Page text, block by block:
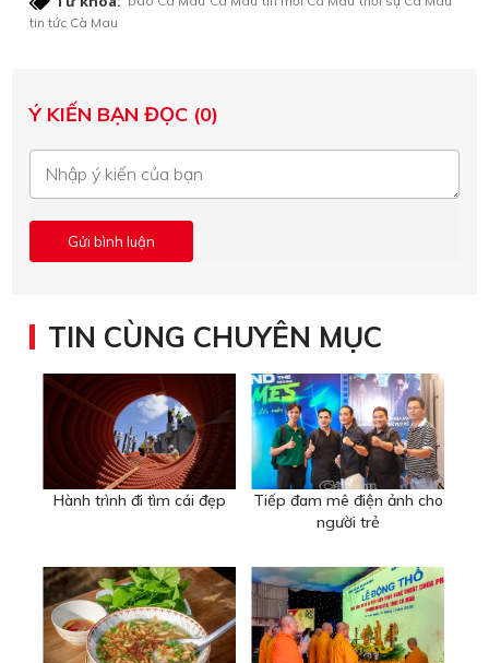
tin tức Cà Mau
Ý KIẾN BẠN ĐỌC (0)
TIN CÙNG CHUYÊN MỤC
Hành trình đi tìm cái đẹp
Tiếp đam mê điện ảnh cho
người trẻ